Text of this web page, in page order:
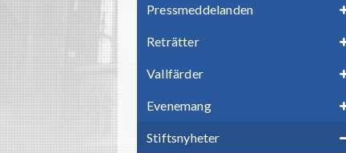
Pressmeddelanden
Reträtter
Vallfärder
Evenemang
Stiftsnyheter